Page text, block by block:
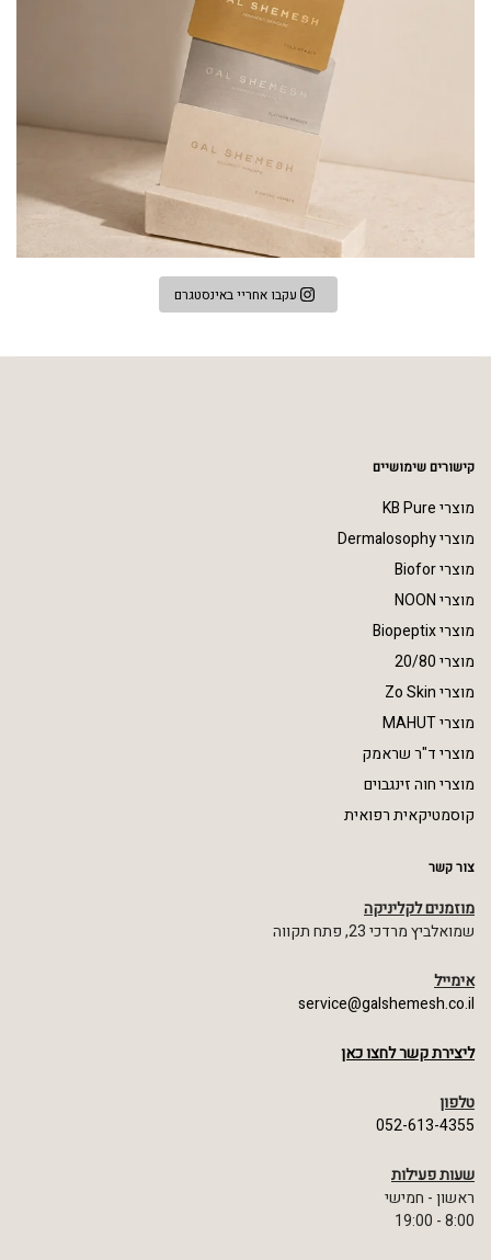
עקבו אחריי באינסטגרם
קישורים שימושיים
מוצרי KB Pure
מוצרי Dermalosophy
מוצרי Biofor
מוצרי NOON
מוצרי Biopeptix
מוצרי 20/80
מוצרי Zo Skin
מוצרי MAHUT
מוצרי ד"ר שראמק
מוצרי חוה זינגבוים
קוסמטיקאית רפואית
צור קשר
מוזמנים לקליניקה
שמואלביץ מרדכי 23, פתח תקווה
אימייל
service@galshemesh.co.il
ליצירת קשר לחצו כאן
טלפון
052-613-4355
שעות פעילות
ראשון - חמישי
8:00 - 19:00